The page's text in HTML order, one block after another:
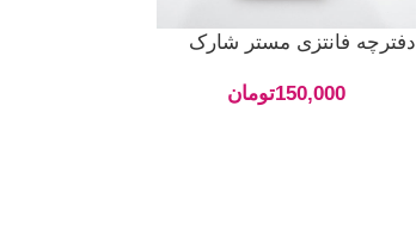
دفترچه فانتزی مستر شارک
150,000تومان